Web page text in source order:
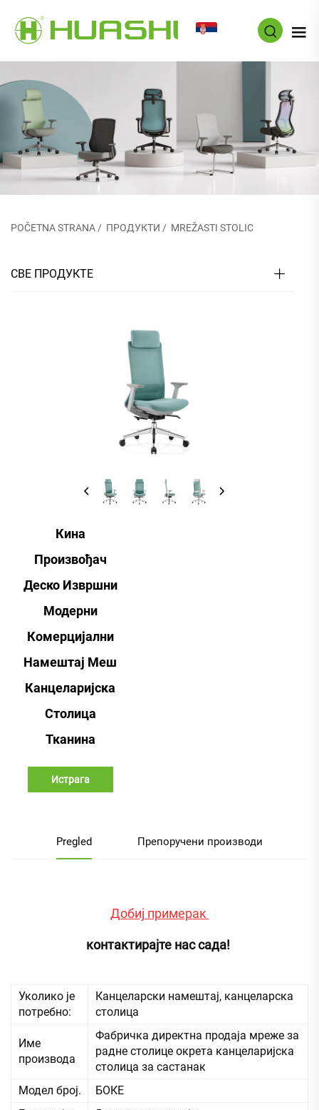
POČETNA STRANA / ПРОДУКТИ / MREŽASTI STOLIC
СВЕ ПРОДУКТЕ
Кина
Произвођач
Деско Извршни
Модерни
Комерцијални
Намештај Меш
Канцеларијска
Столица
Тканина
Истрага
Pregled Препоручени производи
Добиј примерак
контактирајте нас сада!
Уколико је
потребно:
Канцеларски намештај, канцеларска
столица
Име
производа
Фабричка директна продаја мреже за
радне столице окрета канцеларијска
столица за састанак
Модел број.
БОКЕ